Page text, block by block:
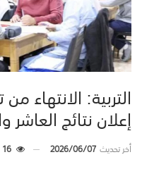
إعلان نتائج العاشر
أخر تحديث2026/06/07
16